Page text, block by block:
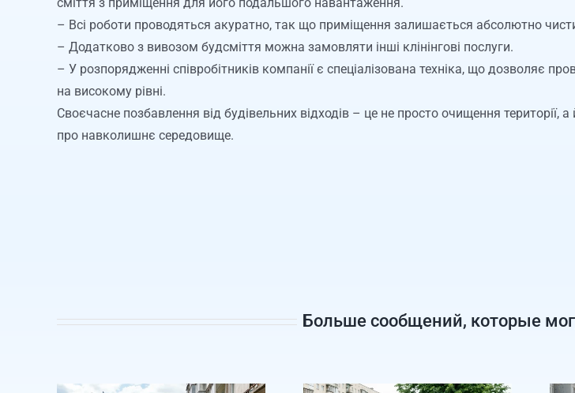
сміття з приміщення для його подальшого навантаження.
– Всі роботи проводяться акуратно, так що приміщення залишається абсолютно
– Додатково з вивозом будсміття можна замовляти інші клінінгові послуги.
– У розпорядженні співробітників компанії є спеціалізована техніка, що дозволяє
на високому рівні.
Своєчасне позбавлення від будівельних відходів – це не просто очищення території,
про навколишнє середовище.
Больше сообщений, которые